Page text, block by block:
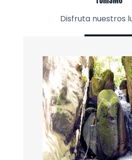
Disfruta nuestros